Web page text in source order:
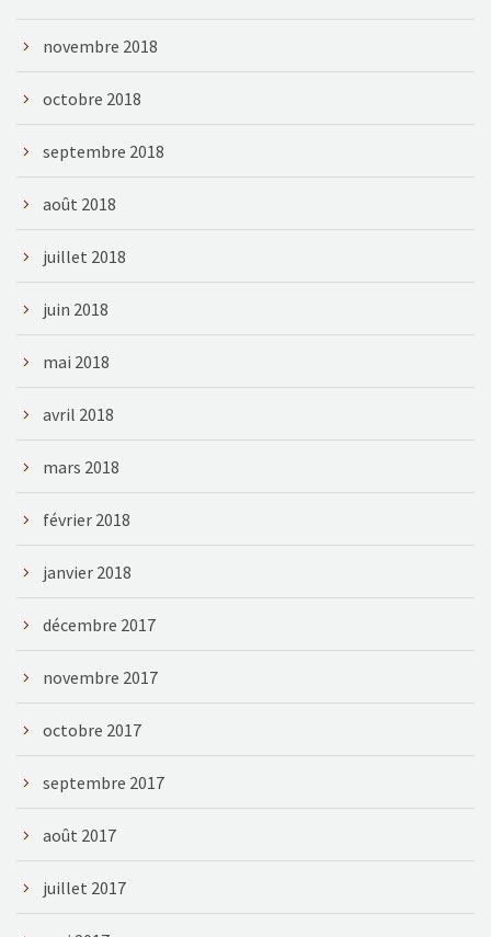
novembre 2018
octobre 2018
septembre 2018
août 2018
juillet 2018
juin 2018
mai 2018
avril 2018
mars 2018
février 2018
janvier 2018
décembre 2017
novembre 2017
octobre 2017
septembre 2017
août 2017
juillet 2017